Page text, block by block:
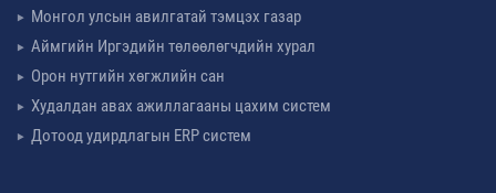
Монгол улсын авилгатай тэмцэх газар
Аймгийн Иргэдийн төлөөлөгчдийн хурал
Орон нутгийн хөгжлийн сан
Худалдан авах ажиллагааны цахим систем
Дотоод удирдлагын ERP систем